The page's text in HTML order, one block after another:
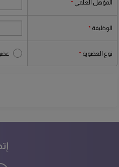
المؤهل العلمي
الوظيفة
نوع العضوية